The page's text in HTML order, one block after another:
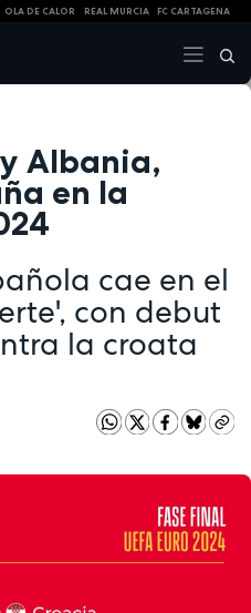
OLA DE CALOR REAL MURCIA FC CARTAGENA
Albania,
en la
cae en el
con debut
la croata